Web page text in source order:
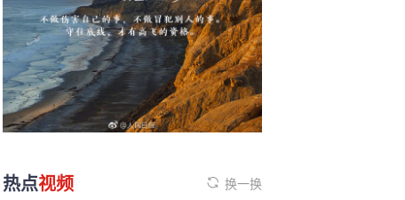
热点视频 换一换